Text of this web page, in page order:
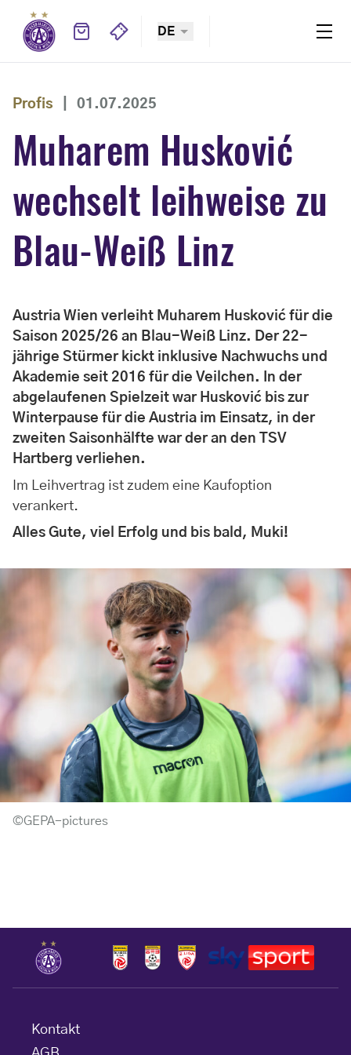
DE
Profis 01.07.2025
Muharem Husković
wechselt leihweise zu
Blau-Weiß Linz
Austria Wien verleiht Muharem Husković für die
Saison 2025/26 an Blau-Weiß Linz. Der 22-
jährige Stürmer kickt inklusive Nachwuchs und
Akademie seit 2016 für die Veilchen. In der
abgelaufenen Spielzeit war Husković bis zur
Winterpause für die Austria im Einsatz, in der
zweiten Saisonhälfte war der an den TSV
Hartberg verliehen.
Im Leihvertrag ist zudem eine Kaufoption
verankert.
Alles Gute, viel Erfolg und bis bald, Muki!
©GEPA-pictures
Kontakt